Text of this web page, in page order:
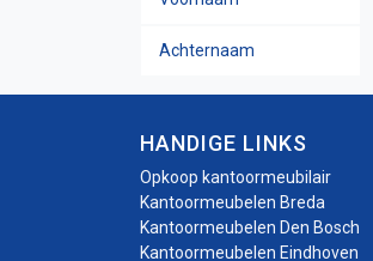
HANDIGE LINKS
Opkoop kantoormeubilair
Kantoormeubelen Breda
Kantoormeubelen Den Bosch
Kantoormeubelen Eindhoven